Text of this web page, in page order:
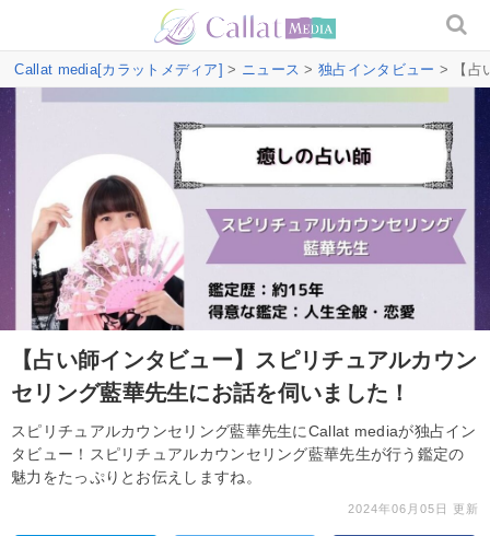
Callat media[カラットメディア] > ニュース >独占インタビュー > 【占
【占い師インタビュー】スピリチュアルカウン
セリング藍華先生にお話を伺いました！
スピリチュアルカウンセリング藍華先生にCallat mediaが独占イン
タビュー！スピリチュアルカウンセリング藍華先生が行う鑑定の
魅力をたっぷりとお伝えしますね。
2024年06月05日 更新